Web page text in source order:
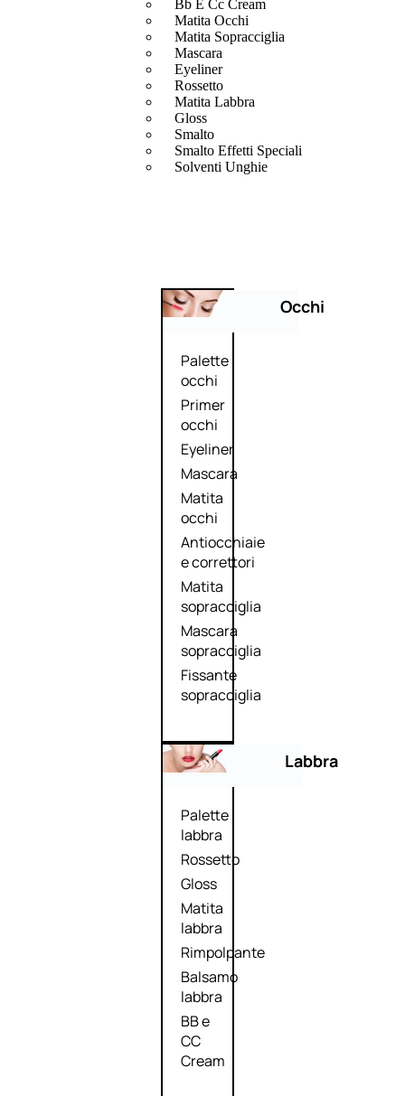
Bb E Cc Cream
Matita Occhi
Matita Sopracciglia
Mascara
Eyeliner
Rossetto
Matita Labbra
Gloss
Smalto
Smalto Effetti Speciali
Solventi Unghie
Occhi
Palette
occhi
Primer
occhi
Eyeliner
Mascara
Matita
occhi
Antiocchiaie
e correttori
Matita
sopracciglia
Mascara
sopracciglia
Fissante
sopracciglia
Labbra
Palette
labbra
Rossetto
Gloss
Matita
labbra
Rimpolpante
Balsamo
labbra
BB e
CC
Cream